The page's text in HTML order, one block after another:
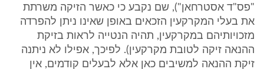
"פס"ד אסטרחאן"), שם נקבע כי כאשר הזיקה משרתת
את בעלי המקרקעין הזכאים באופן שאינו ניתן להפרדה
מזכויותיהם במקרקעין, תהיה הנטייה לראות בזיקת
ההנאה זיקה לטובת מקרקעין). לפיכך, אפילו לא ניתנה
זיקת ההנאה למשיבים כאן אלא לבעלים קודמים, אין